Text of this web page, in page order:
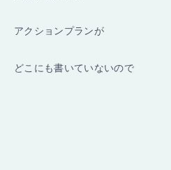
アクションプランが
どこにも書いていないので